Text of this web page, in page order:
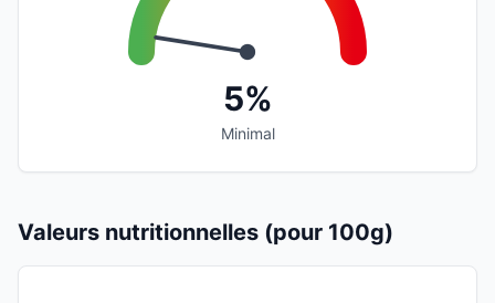
5%
Minimal
Valeurs nutritionnelles (pour 100g)